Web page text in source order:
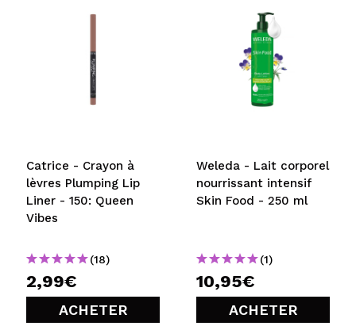
Catrice - Crayon à
lèvres Plumping Lip
Liner - 150: Queen
Vibes
(18)
2,99€
ACHETER
Weleda - Lait corporel
nourrissant intensif
Skin Food - 250 ml
(1)
10,95€
ACHETER